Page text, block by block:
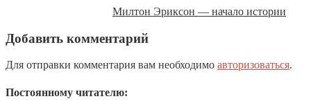
Милтон Эриксон — начало истории
Добавить комментарий
Для отправки комментария вам необходимо авторизоваться.
Постоянному читателю: